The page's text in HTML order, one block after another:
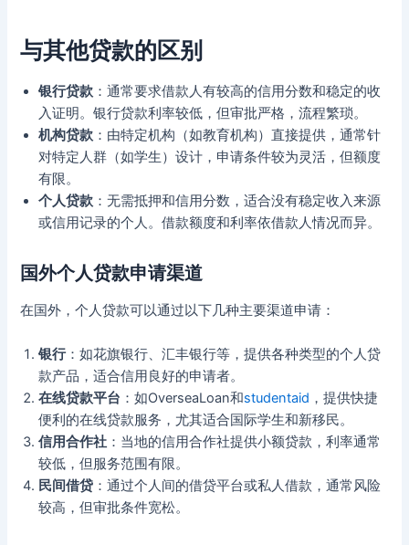
与其他贷款的区别
银行贷款 ：通常要求借款人有较高的信用分数和稳定的收
入证明。银行贷款利率较低，但审批严格，流程繁琐。
机构贷款 ：由特定机构（如教育机构）直接提供，通常针
对特定人群（如学生）设计，申请条件较为灵活，但额度
有限。
个人贷款 ：无需抵押和信用分数，适合没有稳定收入来源
或信用记录的个人。借款额度和利率依借款人情况而异。
国外个人贷款申请渠道
在国外，个人贷款可以通过以下几种主要渠道申请：
银行：如花旗银行、汇丰银行等，提供各种类型的个人贷
款产品，适合信用良好的申请者。
在线贷款平台 ：如OverseaLoan和studentaid ，提供快捷
便利的在线贷款服务，尤其适合国际学生和新移民。
信用合作社 ：当地的信用合作社提供小额贷款，利率通常
较低，但服务范围有限。
民间借贷 ：通过个人间的借贷平台或私人借款，通常风险
较高，但审批条件宽松。